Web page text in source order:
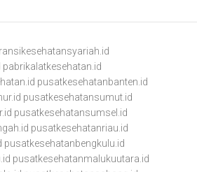
pabrikalatkesehatan.id
pusatkesehatanbanten.id
pusatkesehatansumut.id
pusatkesehatansumsel.id
pusatkesehatanriau.id
pusatkesehatanbengkulu.id
pusatkesehatanmalukuutara.id